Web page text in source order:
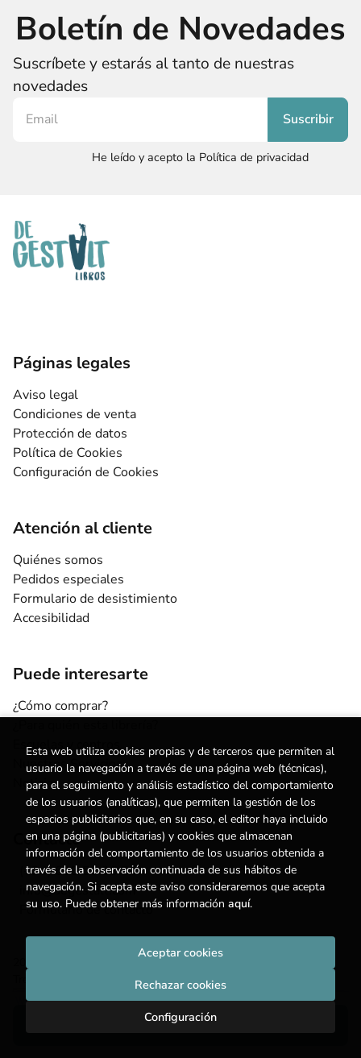
Añadir a mi cesta
Boletín de Novedades
Suscríbete y estarás al tanto de nuestras
novedades
He leído y acepto la Política de privacidad
Páginas legales
Aviso legal
Condiciones de venta
Protección de datos
Política de Cookies
Configuración de Cookies
Atención al cliente
Quiénes somos
Pedidos especiales
Formulario de desistimiento
Accesibilidad
Puede interesarte
¿Cómo comprar?
Escuelas y centros
Nuestros Servicios
Noticias
Contacto
(+34) 615 55 96 54
info@degestalt.com
Formulario de contacto
2026 ©
. Todos los Derechos Reservados |
Esta web utiliza cookies propias y de terceros que permiten al
usuario la navegación a través de una página web (técnicas),
para el seguimiento y análisis estadístico del comportamiento
de los usuarios (analíticas), que permiten la gestión de los
espacios publicitarios que, en su caso, el editor haya incluido
en una página (publicitarias) y cookies que almacenan
información del comportamiento de los usuarios obtenida a
través de la observación continuada de sus hábitos de
navegación. Si acepta este aviso consideraremos que acepta
su uso. Puede obtener más información aquí.
Configuración
Rechazar cookies
Aceptar cookies